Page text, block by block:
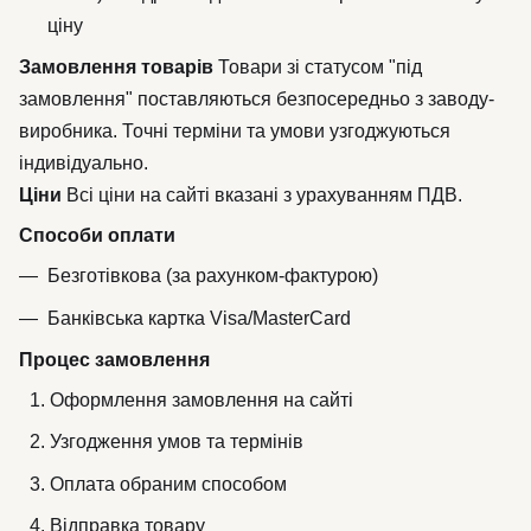
ціну
Замовлення товарів Товари зі статусом "під
замовлення" поставляються безпосередньо з заводу-
виробника. Точні терміни та умови узгоджуються
індивідуально.
Ціни Всі ціни на сайті вказані з урахуванням ПДВ.
Способи оплати
Безготівкова (за рахунком-фактурою)
Банківська картка Visa/MasterCard
Процес замовлення
Оформлення замовлення на сайті
Узгодження умов та термінів
Оплата обраним способом
Відправка товару